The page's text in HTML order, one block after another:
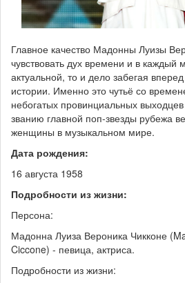
Главное качество Мадонны Луизы
чувствовать дух времени и в каждый
актуальной, то и дело забегая
истории. Именно это чутьё со
небогатых провинциальных
званию главной поп-звезды рубежа
женщины в музыкальном мире.
Дата рождения:
16 августа 1958
Подробности из жизни:
Персона:
Мадонна Луиза Вероника Чикконе
Ciccone) - певица, актриса.
Подробности из жизни: